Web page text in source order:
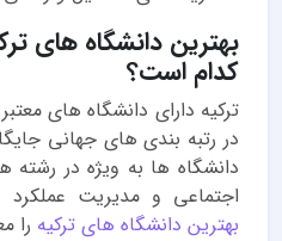
بهترین دانشگاه های
کدام است؟
ترکیه دارای دانشگاه های
در رتبه بندی های جهانی
دانشگاه ها به ویژه در
اجتماعی و مدیریت عملکرد
بهترین دانشگاه های ترکیه را